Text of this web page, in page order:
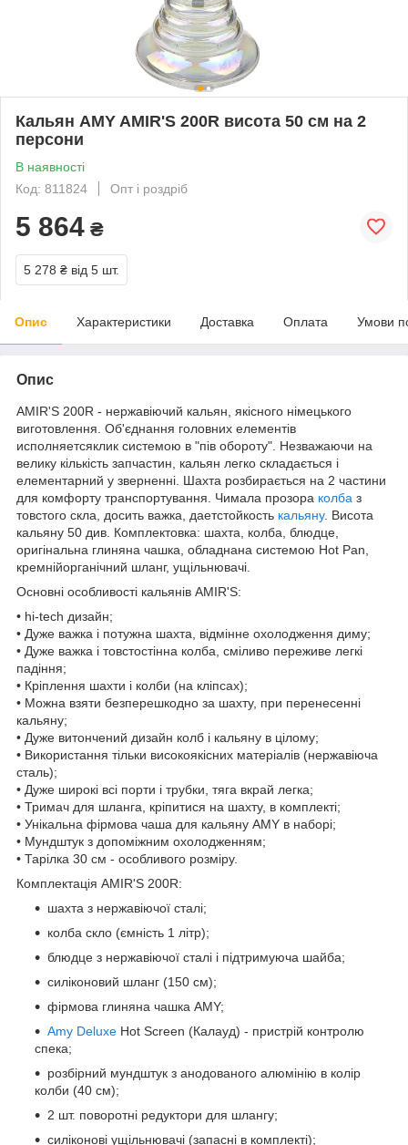
Кальян AMY AMIR'S 200R висота 50 см на 2
персони
В наявності
Код: 811824
Опт і роздріб
5 864 ₴
5 278 ₴ від 5 шт.
Опис Характеристики Доставка Оплата Умови
Опис
AMIR'S 200R - нержавіючий кальян, якісного німецького
виготовлення. Об'єднання головних елементів
исполняетсяклик системою в "пів обороту". Незважаючи на
велику кількість запчастин, кальян легко складається і
елементарний у зверненні. Шахта розбирається на 2 частини
для комфорту транспортування. Чимала прозора колба з
товстого скла, досить важка, даетстойкость кальяну. Висота
кальяну 50 див. Комплектовка: шахта, колба, блюдце,
оригінальна глиняна чашка, обладнана системою Hot Pan,
кремнійорганічний шланг, ущільнювачі.
Основні особливості кальянів AMIR'S:
• hi-tech дизайн;
• Дуже важка і потужна шахта, відмінне охолодження диму;
• Дуже важка і товстостінна колба, сміливо переживе легкі
падіння;
• Кріплення шахти і колби (на кліпсах);
• Можна взяти безперешкодно за шахту, при перенесенні
кальяну;
• Дуже витончений дизайн колб і кальяну в цілому;
• Використання тільки високоякісних матеріалів (нержавіюча
сталь);
• Дуже широкі всі порти і трубки, тяга вкрай легка;
• Тримач для шланга, кріпитися на шахту, в комплекті;
• Унікальна фірмова чаша для кальяну AMY в наборі;
• Мундштук з допоміжним охолодженням;
• Тарілка 30 см - особливого розміру.
Комплектація AMIR'S 200R:
шахта з нержавіючої сталі;
колба скло (ємність 1 літр);
блюдце з нержавіючої сталі і підтримуюча шайба;
силіконовий шланг (150 см);
фірмова глиняна чашка AMY;
Amy Deluxe Hot Screen (Калауд) - пристрій контролю
спека;
розбірний мундштук з анодованого алюмінію в колір
колби (40 см);
2 шт. поворотні редуктори для шлангу;
силіконові ущільнювачі (запасні в комплекті);